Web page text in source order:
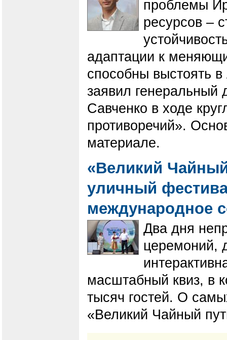
проблемы
ресурсов –
адаптации к
способны выстоять
заявил
Савченко в ходе
противоречий».
материале.
«Великий
уличный
международное
Два дня
церемоний,
масштабный квиз, в
тысяч гостей. О
«Великий Чайный